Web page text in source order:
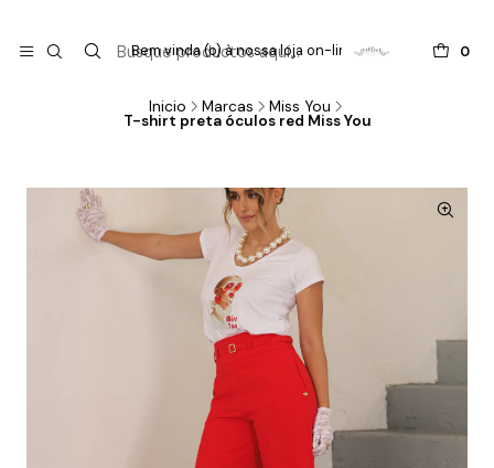
0
Bem vinda (o) à nossa loja on-line !
Inicio Marcas Miss You
T-shirt preta óculos red Miss You